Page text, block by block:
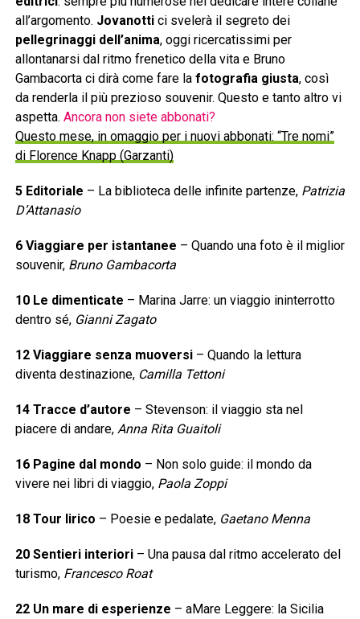
all’argomento. Jovanottici svelerà il segreto dei
pellegrinaggi dell’anima, oggi ricercatissimi per
allontanarsi dal ritmo frenetico della vita e Bruno
Gambacorta ci dirà come fare la fotografia giusta, così
da renderla il più prezioso souvenir. Questo e tanto altro vi
aspetta. Ancora non siete abbonati?
Questo mese, in omaggio per i nuovi abbonati: “Tre nomi”
di Florence Knapp (Garzanti)
5 Editoriale – La biblioteca delle infinite partenze, Patrizia
D’Attanasio
6 Viaggiare per istantanee – Quando una foto è il miglior
souvenir, Bruno Gambacorta
10 Le dimenticate – Marina Jarre: un viaggio ininterrotto
dentro sé, Gianni Zagato
12 Viaggiare senza muoversi– Quando la lettura
diventa destinazione, Camilla Tettoni
14 Tracce d’autore – Stevenson: il viaggio sta nel
piacere di andare, Anna Rita Guaitoli
16 Pagine dal mondo – Non solo guide: il mondo da
vivere nei libri di viaggio, Paola Zoppi
18 Tour lirico – Poesie e pedalate, Gaetano Menna
20 Sentieri interiori– Una pausa dal ritmo accelerato del
turismo, Francesco Roat
22 Un mare di esperienze – aMare Leggere: la Sicilia